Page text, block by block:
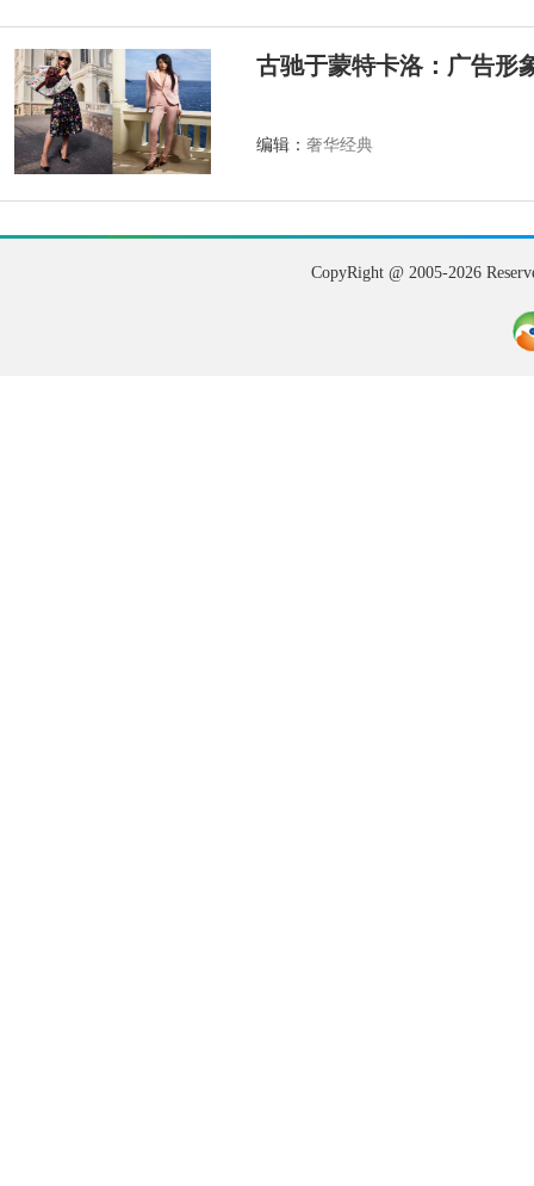
古驰于蒙特卡洛：广告形
编辑： 奢华经典
CopyRight @ 2005-2026